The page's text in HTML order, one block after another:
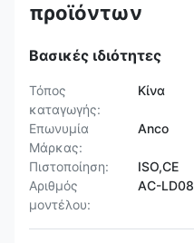
προϊόντων
Βασικές ιδιότητες
Τόπος
καταγωγής:
Κίνα
Επωνυμία
Μάρκας:
Anco
Πιστοποίηση:
ISO,CE
Αριθμός
μοντέλου:
AC-LD08